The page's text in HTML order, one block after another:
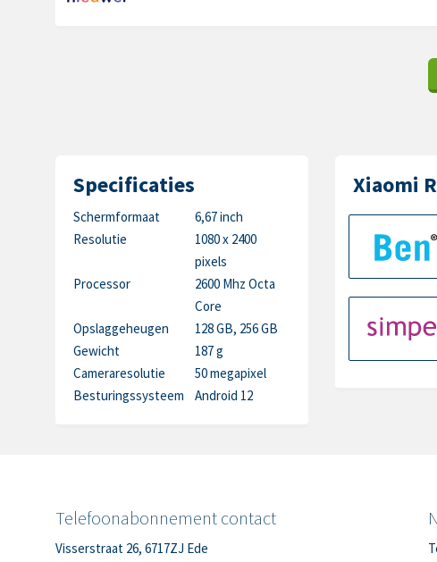
Specificaties
Schermformaat
6,67 inch
Resolutie
1080 x 2400
pixels
Processor
2600 Mhz Octa
Core
Opslaggeheugen
128 GB, 256 GB
Gewicht
187 g
Cameraresolutie
50 megapixel
Besturingssysteem
Android 12
Xiaomi
Telefoonabonnement contact
Visserstraat 26, 6717ZJ Ede